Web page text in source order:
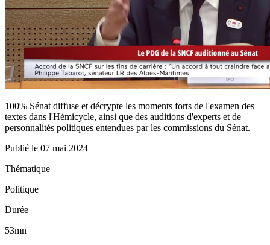
100% Sénat diffuse et décrypte les moments forts de l'examen des
textes dans l'Hémicycle, ainsi que des auditions d'experts et de
personnalités politiques entendues par les commissions du Sénat.
Publié le 07 mai 2024
Thématique
Politique
Durée
53mn